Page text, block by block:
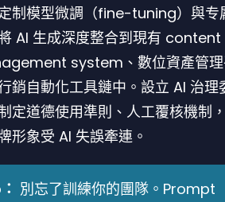
制模型微調（fine-tuning）與专
AI 生成深度整合到現有 content
system、數位資產管
銷自動化工具鏈中。設立 AI 治理
定道德使用準則、人工覆核機制
形象受 AI 失誤牽連。
別忘了訓練你的團隊。Prompt